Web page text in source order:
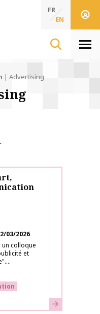
de l'Information & de
des Sciences de
FR
EN
| Advertising
03/2026
colloque
et
Learn more